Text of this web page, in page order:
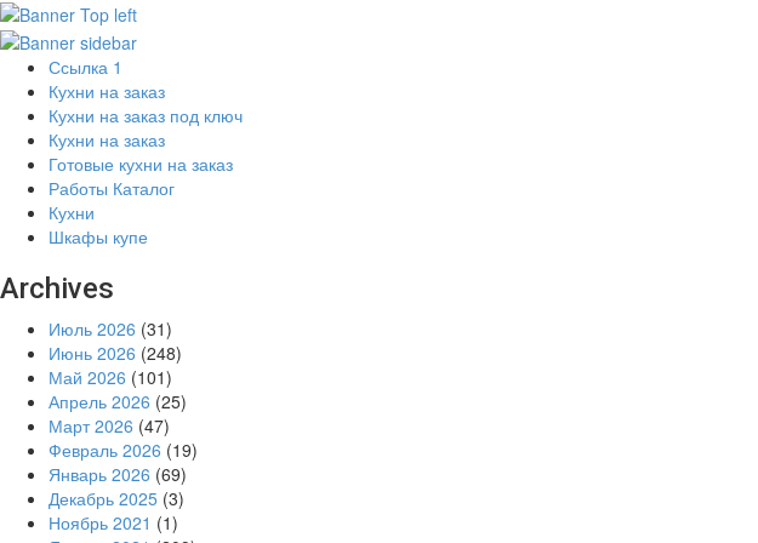
Ссылка 1
Кухни на заказ
Кухни на заказ под ключ
Кухни на заказ
Готовые кухни на заказ
Работы Каталог
Кухни
Шкафы купе
Archives
Июль 2026 (31)
Июнь 2026 (248)
Май 2026 (101)
Апрель 2026 (25)
Март 2026 (47)
Февраль 2026 (19)
Январь 2026 (69)
Декабрь 2025 (3)
Ноябрь 2021 (1)